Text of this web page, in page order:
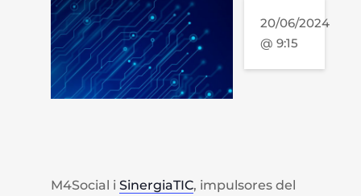
20/06/2024
@ 9:15
M4Social i SinergiaTIC, impulsores del